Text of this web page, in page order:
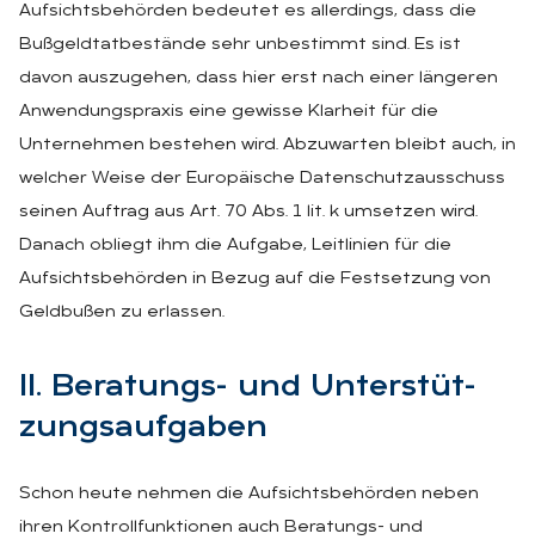
Aufsichtsbehörden bedeutet es allerdings, dass die
Bußgeldtatbestände sehr unbestimmt sind. Es ist
davon auszugehen, dass hier erst nach einer längeren
Anwendungspraxis eine gewisse Klarheit für die
Unternehmen bestehen wird. Abzuwarten bleibt auch, in
welcher Weise der Europäische Datenschutzausschuss
seinen Auftrag aus Art. 70 Abs. 1 lit. k umsetzen wird.
Danach obliegt ihm die Aufgabe, Leitlinien für die
Aufsichtsbehörden in Bezug auf die Festsetzung von
Geldbußen zu erlassen.
II. Be­ra­tungs- und Un­ter­stüt­
zungs­auf­ga­ben
Schon heute nehmen die Aufsichtsbehörden neben
ihren Kontrollfunktionen auch Beratungs- und